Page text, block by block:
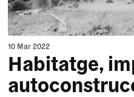
10 Mar 2022
Habitatge,